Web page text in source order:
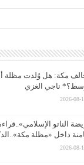
مكة: هل وُلدت مظلة
ناجي الغزي
2026-08-
الناتو
داخل «مظلة
2026-08-